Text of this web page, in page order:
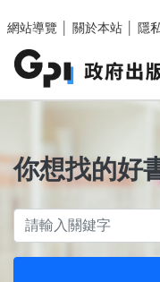
網站導覽
關於本站 隱
你想找的好